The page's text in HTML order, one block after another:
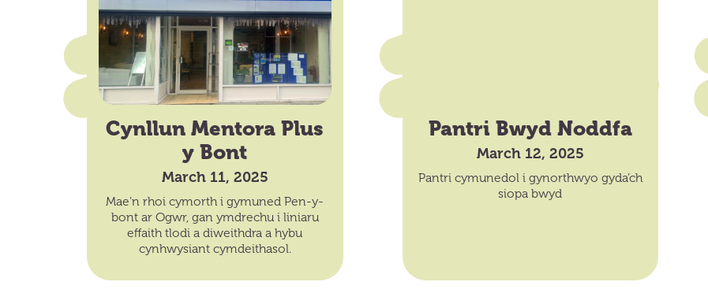
Cynllun Mentora Plus
y Bont
March 11, 2025
Mae’n rhoi cymorth i gymuned Pen-y-
bont ar Ogwr, gan ymdrechu i liniaru
effaith tlodi a diweithdra a hybu
cynhwysiant cymdeithasol.
Pantri Bwyd Noddfa
March 12, 2025
Pantri cymunedol i gynorthwyo gyda’ch
siopa bwyd